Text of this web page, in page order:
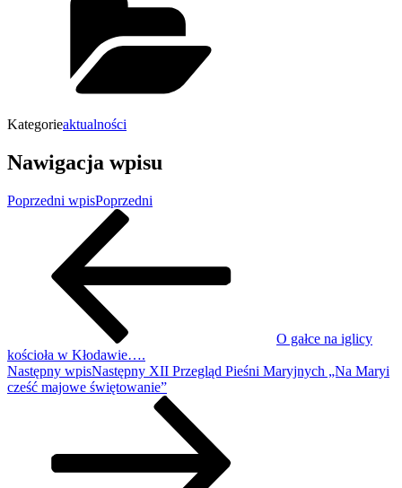
Kategorieaktualności
Nawigacja wpisu
Poprzedni wpisPoprzedni
O gałce na iglicy
kościoła w Kłodawie….
Następny wpisNastępny XII Przegląd Pieśni Maryjnych „Na Maryi
cześć majowe świętowanie”